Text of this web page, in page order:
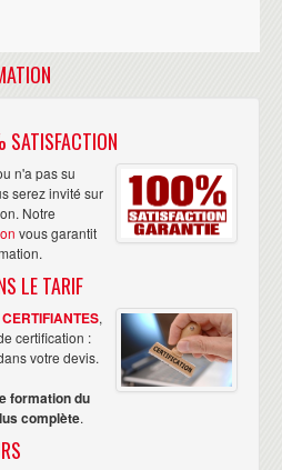
n'a pas su
serez invité sur
Notre
vous garantit
LE TARIF
,
certification :
votre devis.
formation du
complète.